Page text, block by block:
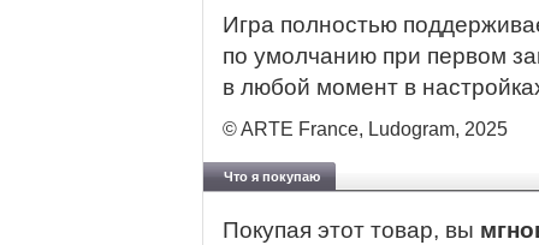
Игра полностью
по умолчанию при первом
в любой момент в
© ARTE France, Ludogram, 2025
Что я покупаю
Покупая этот товар, вы